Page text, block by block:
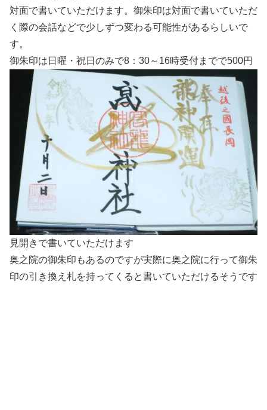
対面で書いていただけます。御朱印は対面で書いていただ
く際の会話などで少しずつ変わる可能性があるらしいで
す。
御朱印は日曜・祝日のみで8：30～16時受付までで500円
見開きで書いていただけます
奥之院の御朱印もあるのですが実際に奥之院に行って御朱
印の引き換え札を持ってくると書いていただけるそうです